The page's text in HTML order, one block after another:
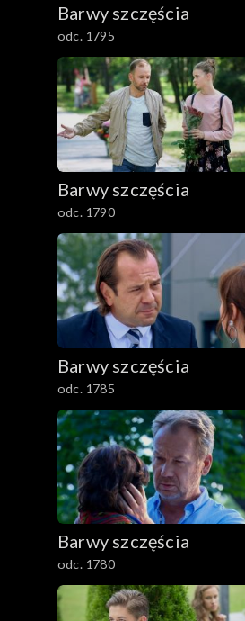
Barwy szczęścia
odc. 1795
Barwy szczęścia
odc. 1790
Barwy szczęścia
odc. 1785
Barwy szczęścia
odc. 1780